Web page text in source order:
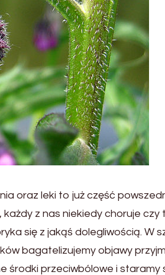
oraz leki to już część
każdy z nas niekiedy choruje czy
się z jakąś dolegliwością. W
bagatelizujemy objawy
środki przeciwbólowe i staramy